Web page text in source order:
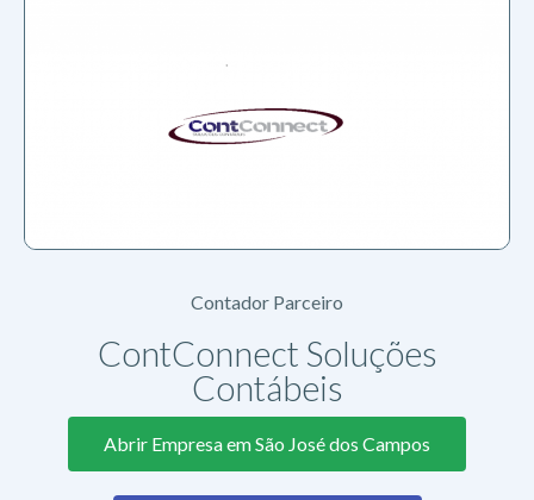
Contador Parceiro
ContConnect Soluções
Contábeis
Abrir Empresa em São José dos Campos